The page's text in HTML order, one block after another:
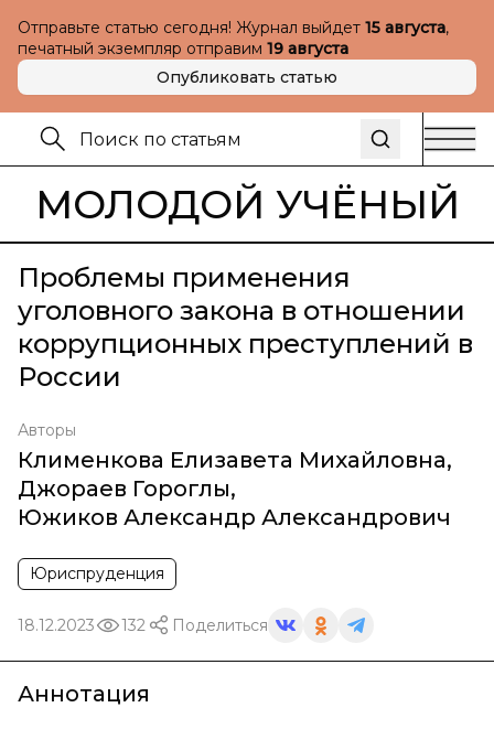
Отправьте статью сегодня! Журнал выйдет 15 августа,
печатный экземпляр отправим 19 августа
Опубликовать статью
МОЛОДОЙ УЧЁНЫЙ
Проблемы применения
уголовного закона в отношении
коррупционных преступлений в
России
Авторы
Клименкова Елизавета Михайловна,
Джораев Гороглы,
Южиков Александр Александрович
Юриспруденция
18.12.2023 132 Поделиться
Аннотация